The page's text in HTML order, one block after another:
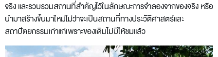
จริง และรวบรวมสถานที่สำคัญไว้ในลักษณะการจำลองจากของจริง หรือ
นำมาสร้างขึ้นมาใหม่ไม่ว่าจะเป็นสถานที่ทางประวัติศาสตร์และ
สถาปัตยกรรมเก่าแก่เพราะของเดิมไม่มีให้ชมแล้ว